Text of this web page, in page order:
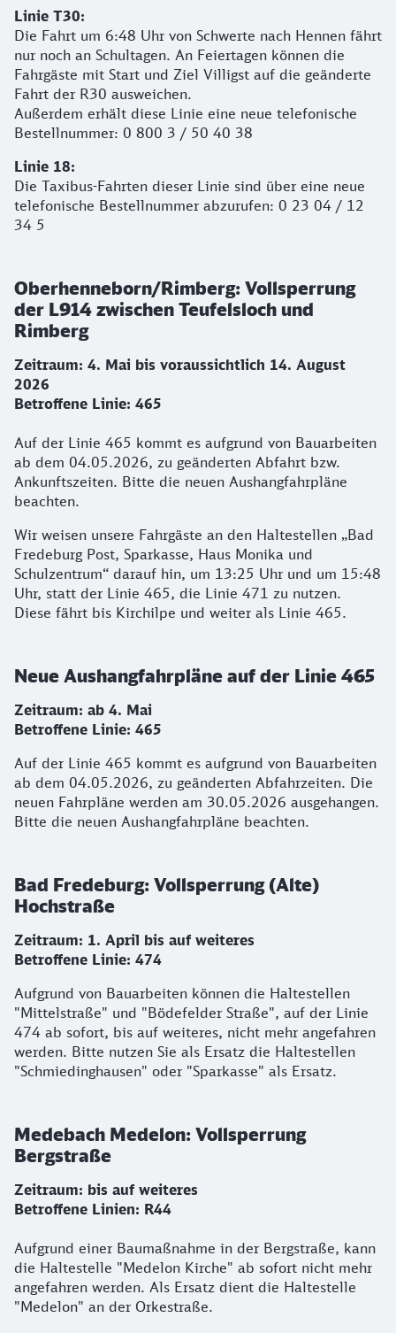
Linie T30:
Die Fahrt um 6:48 Uhr von Schwerte nach Hennen fährt
nur noch an Schultagen. An Feiertagen können die
Fahrgäste mit Start und Ziel Villigst auf die geänderte
Fahrt der R30 ausweichen.
Außerdem erhält diese Linie eine neue telefonische
Bestellnummer: 0 800 3 / 50 40 38
Linie 18:
Die Taxibus-Fahrten dieser Linie sind über eine neue
telefonische Bestellnummer abzurufen: 0 23 04 / 12
34 5
Oberhenneborn/Rimberg: Vollsperrung
der L914 zwischen Teufelsloch und
Rimberg
Zeitraum: 4. Mai bis voraussichtlich 14. August
2026
Betroffene Linie: 465
Auf der Linie 465 kommt es aufgrund von Bauarbeiten
ab dem 04.05.2026, zu geänderten Abfahrt bzw.
Ankunftszeiten. Bitte die neuen Aushangfahrpläne
beachten.
Wir weisen unsere Fahrgäste an den Haltestellen „Bad
Fredeburg Post, Sparkasse, Haus Monika und
Schulzentrum“ darauf hin, um 13:25 Uhr und um 15:48
Uhr, statt der Linie 465, die Linie 471 zu nutzen.
Diese fährt bis Kirchilpe und weiter als Linie 465.
Neue Aushangfahrpläne auf der Linie 465
Zeitraum: ab 4. Mai
Betroffene Linie: 465
Auf der Linie 465 kommt es aufgrund von Bauarbeiten
ab dem 04.05.2026, zu geänderten Abfahrzeiten. Die
neuen Fahrpläne werden am 30.05.2026 ausgehangen.
Bitte die neuen Aushangfahrpläne beachten.
Bad Fredeburg: Vollsperrung (Alte)
Hochstraße
Zeitraum: 1. April bis auf weiteres
Betroffene Linie: 474
Aufgrund von Bauarbeiten können die Haltestellen
"Mittelstraße" und "Bödefelder Straße", auf der Linie
474 ab sofort, bis auf weiteres, nicht mehr angefahren
werden. Bitte nutzen Sie als Ersatz die Haltestellen
"Schmiedinghausen" oder "Sparkasse" als Ersatz.
Medebach Medelon: Vollsperrung
Bergstraße
Zeitraum: bis auf weiteres
Betroffene Linien: R44
Aufgrund einer Baumaßnahme in der Bergstraße, kann
die Haltestelle "Medelon Kirche" ab sofort nicht mehr
angefahren werden. Als Ersatz dient die Haltestelle
"Medelon" an der Orkestraße.